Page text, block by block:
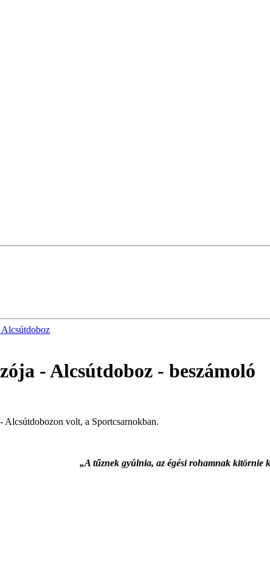
- Alcsútdoboz - beszámoló
volt, a Sportcsarnokban.
„A tűznek gyúlnia, az égési rohamnak